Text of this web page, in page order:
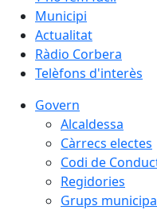
Municipi
Actualitat
Ràdio Corbera
Telèfons d'interès
Govern
Alcaldessa
Càrrecs electes
Codi de
Regidories
Grups